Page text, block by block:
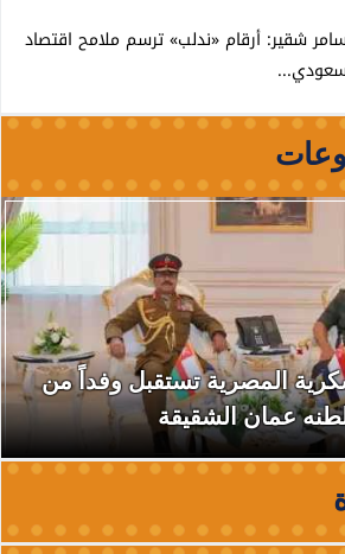
شقير: أرقام «ندلب» ترسم ملامح اقتصاد
المصرية تستقبل وفداً من
عمان الشقيقة